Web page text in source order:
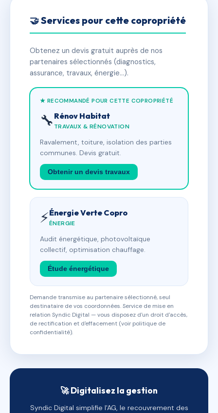
🤝 Services pour cette copropriété
Obtenez un devis gratuit auprès de nos
partenaires sélectionnés (diagnostics,
assurance, travaux, énergie…).
★ RECOMMANDÉ POUR CETTE COPROPRIÉTÉ
🔧 Rénov Habitat
TRAVAUX & RÉNOVATION
Ravalement, toiture, isolation des parties
communes. Devis gratuit.
Obtenir un devis travaux
⚡Énergie Verte Copro
ÉNERGIE
Audit énergétique, photovoltaïque
collectif, optimisation chauffage.
Étude énergétique
Demande transmise au partenaire sélectionné, seul
destinataire de vos coordonnées. Service de mise en
relation Syndic Digital — vous disposez d'un droit d'accès,
de rectification et d'effacement (voir politique de
confidentialité).
🚀 Digitalisez la gestion
Syndic Digital simplifie l'AG, le recouvrement des